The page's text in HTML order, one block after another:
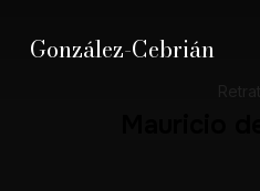
González-Cebrián